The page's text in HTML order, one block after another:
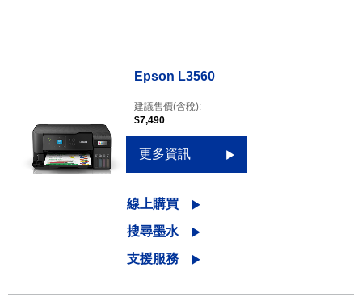
Epson L3560
建議售價(含稅):
$7,490
更多資訊
線上購買
搜尋墨水
支援服務